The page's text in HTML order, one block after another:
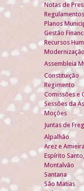
Notas de
Planos
Gestão
Recursos
Assembleia
Constituição
Regimento
Comissões e
Sessões da
Moções
Juntas de
Alpalhão
Arez e
Espírito
Montalvão
Santana
São Matias